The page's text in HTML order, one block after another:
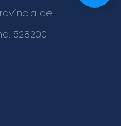
de
528200